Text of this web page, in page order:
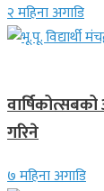
२ महिना अगाडि
गरिने
७ महिना अगाडि